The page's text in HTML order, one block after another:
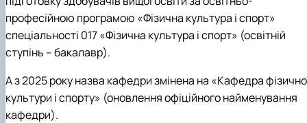
професійною програмою «Фізична культура і спорт»
спеціальності 017 «Фізична культура і спорт» (освітній
ступінь – бакалавр).
А з 2025 року назва кафедри змінена на «Кафедра
культури і спорту» (оновлення офіційного найменування
кафедри).